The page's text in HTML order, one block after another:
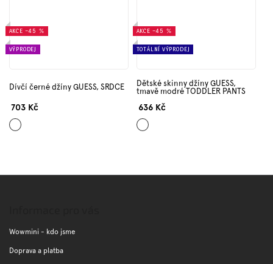
AKCE –45 %
VÝPRODEJ
Dívčí černé džíny GUESS, SRDCE
703 Kč
Černá
AKCE –45 %
TOTÁLNÍ VÝPRODEJ
Dětské skinny džíny GUESS,
tmavě modré TODDLER PANTS
636 Kč
Tmavě
modrá
Wowmini - kdo jsme
Doprava a platba